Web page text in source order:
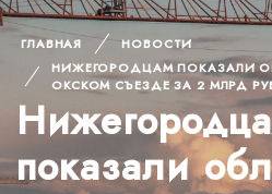
ГЛАВНАЯ
НОВОСТИ
НИЖЕГОРОДЦАМ ПОКАЗАЛИ
ОКСКОМ СЪЕЗДЕ ЗА 2 МЛРД
показали